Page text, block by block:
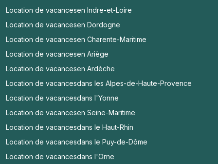
Location de vacancesen Indre-et-Loire
Location de vacancesen Dordogne
Location de vacancesen Charente-Maritime
Location de vacancesen Ariège
Location de vacancesen Ardèche
Location de vacancesdans les Alpes-de-Haute-Provence
Location de vacancesdans l'Yonne
Location de vacancesen Seine-Maritime
Location de vacancesdans le Haut-Rhin
Location de vacancesdans le Puy-de-Dôme
Location de vacancesdans l'Orne